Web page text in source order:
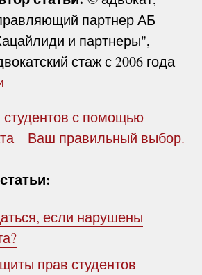
партнер АБ
и партнеры",
стаж с 2006 года
с помощью
– Ваш правильный выбор.
если нарушены
прав студентов